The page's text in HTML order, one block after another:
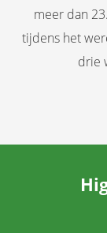
meer dan
tijdens het
drie